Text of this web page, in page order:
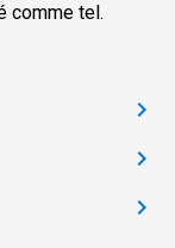
comme tel.